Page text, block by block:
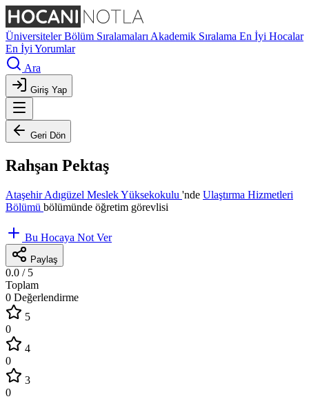
ÜniversitelerBölüm Sıralamaları Akademik Sıralama En İyi Hocalar
En İyi Yorumlar
Ara
Giriş Yap
Geri Dön
Rahşan Pektaş
Ataşehir Adıgüzel Meslek Yüksekokulu 'nde Ulaştırma Hizmetleri
Bölümü bölümünde öğretim görevlisi
Bu Hocaya Not Ver
Paylaş
0.0 / 5
Toplam
0 Değerlendirme
5
0
4
0
3
0